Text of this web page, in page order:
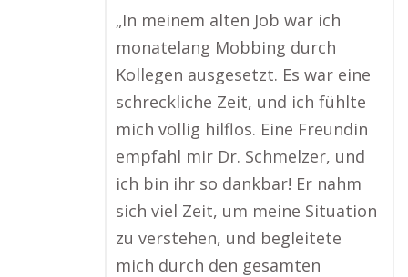
„In meinem alten Job war ich
monatelang Mobbing durch
Kollegen ausgesetzt. Es war eine
schreckliche Zeit, und ich fühlte
mich völlig hilflos. Eine Freundin
empfahl mir Dr. Schmelzer, und
ich bin ihr so dankbar! Er nahm
sich viel Zeit, um meine Situation
zu verstehen, und begleitete
mich durch den gesamten